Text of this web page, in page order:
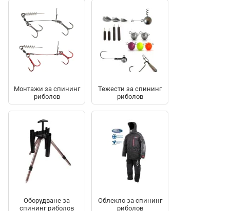
Монтажи за спининг
риболов
Тежести за спининг
риболов
Оборудване за
спининг риболов
Облекло за спининг
риболов